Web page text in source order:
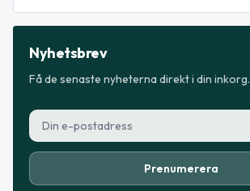
Nyhetsbrev
Få de senaste nyheterna direkt i din inkorg.
Prenumerera